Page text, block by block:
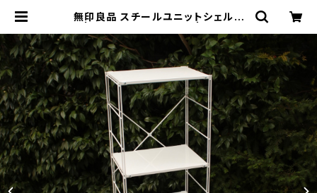
無印良品 スチールユニットシェルフ
楽坂のリサイクルショップ・古着